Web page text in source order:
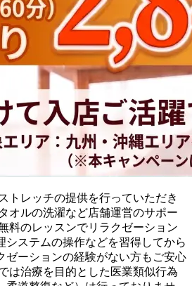
トレッチの提供を行っていただき
オルの洗濯など店舗運営のサポー
料のレッスンでリラクゼーション
システムの操作などを習得してから
ゼーションの経験がない方もご安心
は治療を目的とした医業類似行為